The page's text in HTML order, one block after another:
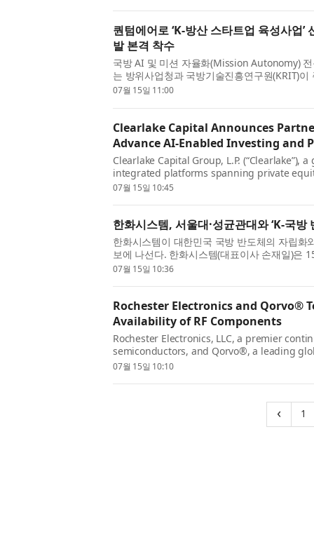
퀀텀에어로 ‘K-방산 스타트업 육성사업
발 본격 착수
국방 AI 및 미션 자율화(Mission Autonomy)
는 방위사업청과 국방기술진흥연구원(KRIT)
단계 육성사업’에 최종 선정돼 지난 14일 협약
07월 15일 11:00
Clearlake Capital Announces
Advance AI-Enabled Investing and
Clearlake Capital Group, L.P.
integrated platforms spanning private
other related strategies, today announced
07월 15일 10:45
한화시스템, 서울대·성균관대와 ‘K-국방
한화시스템이 대한민국 국방 반도체의 자립화
보에 나선다. 한화시스템(대표이사 손재일)은
방 반도체 기술 워크숍’을 개최하고, 레이다, 탐
07월 15일 10:36
Rochester Electronics and Qorvo®
Availability of RF Components
Rochester Electronics, LLC, a premier
semiconductors, and Qorvo®, a leading
power solutions, today announced the
07월 15일 10:10
‹ 1